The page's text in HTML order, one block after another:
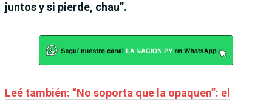
juntos y si pierde, chau”.
Leé también: “No soporta que la opaquen”: el